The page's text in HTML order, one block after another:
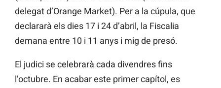
delegat d’Orange Market). Per a la cúpula, que
declararà els dies 17 i 24 d’abril, la Fiscalia
demana entre 10 i 11 anys i mig de presó.
El judici se celebrarà cada divendres fins
l’octubre. En acabar este primer capítol, es